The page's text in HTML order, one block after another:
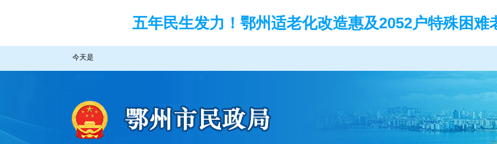
五年民生发力！鄂州适老化改造惠及2052户特殊困
今天是